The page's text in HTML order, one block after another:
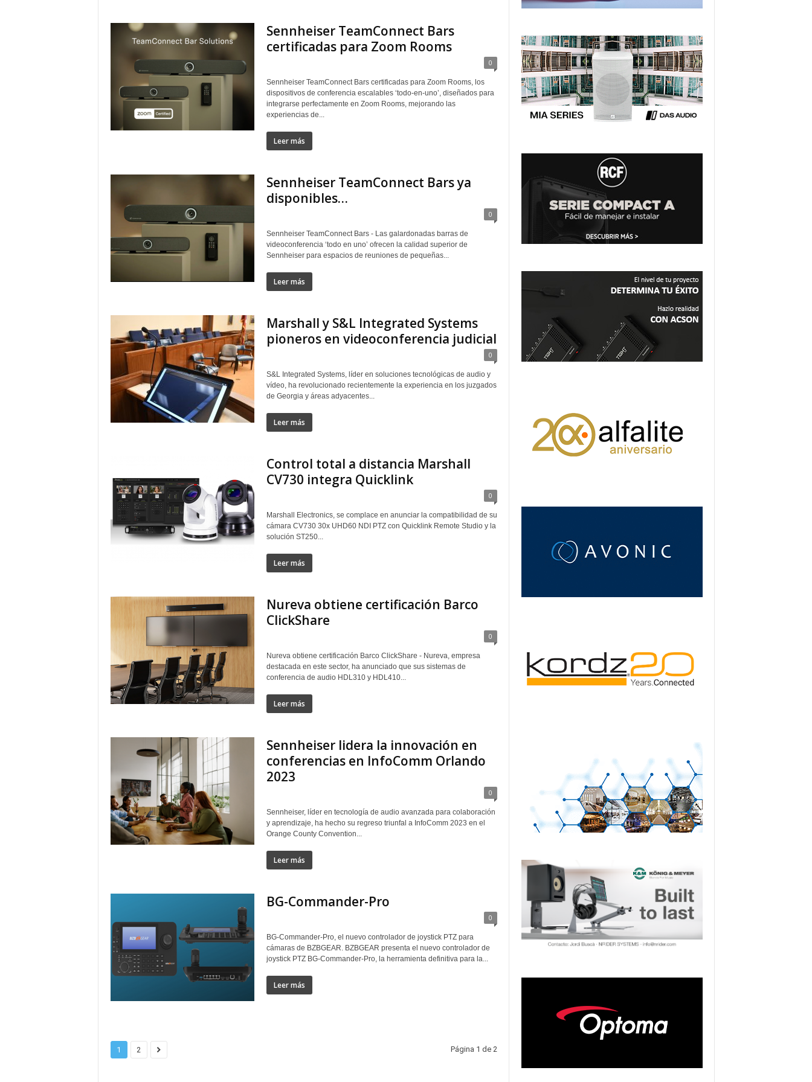
Sennheiser TeamConnect Bars
certificadas para Zoom Rooms
0
Sennheiser TeamConnect Bars certificadas para Zoom Rooms, los
dispositivos de conferencia escalables ‘todo-en-uno’, diseñados para
integrarse perfectamente en Zoom Rooms, mejorando las
experiencias de...
Leer más
Sennheiser TeamConnect Bars ya
disponibles…
0
Sennheiser TeamConnect Bars - Las galardonadas barras de
videoconferencia ‘todo en uno’ ofrecen la calidad superior de
Sennheiser para espacios de reuniones de pequeñas...
Leer más
Marshall y S&L Integrated Systems
pioneros en videoconferencia judicial
0
S&L Integrated Systems, líder en soluciones tecnológicas de audio y
vídeo, ha revolucionado recientemente la experiencia en los juzgados
de Georgia y áreas adyacentes...
Leer más
Control total a distancia Marshall
CV730 integra Quicklink
0
Marshall Electronics, se complace en anunciar la compatibilidad de su
cámara CV730 30x UHD60 NDI PTZ con Quicklink Remote Studio y la
solución ST250...
Leer más
Nureva obtiene certificación Barco
ClickShare
0
Nureva obtiene certificación Barco ClickShare - Nureva, empresa
destacada en este sector, ha anunciado que sus sistemas de
conferencia de audio HDL310 y HDL410...
Leer más
Sennheiser lidera la innovación en
conferencias en InfoComm Orlando
2023
0
Sennheiser, líder en tecnología de audio avanzada para colaboración
y aprendizaje, ha hecho su regreso triunfal a InfoComm 2023 en el
Orange County Convention...
Leer más
BG-Commander-Pro
0
BG-Commander-Pro, el nuevo controlador de joystick PTZ para
cámaras de BZBGEAR. BZBGEAR presenta el nuevo controlador de
joystick PTZ BG-Commander-Pro, la herramienta definitiva para la...
Leer más
1 2 Página 1 de 2